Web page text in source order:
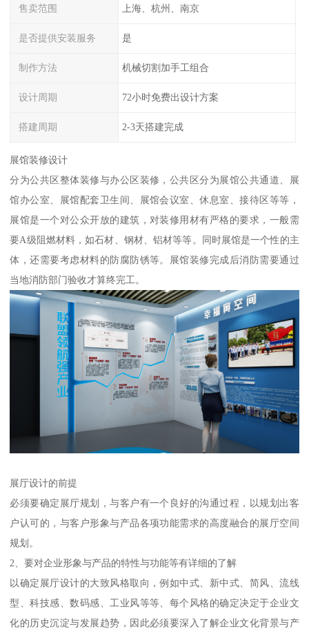
售卖范围 上海、杭州、南京
是否提供安装服务 是
制作方法 机械切割加手工组合
设计周期 72小时免费出设计方案
搭建周期 2-3天搭建完成
展馆装修设计
分为公共区整体装修与办公区装修，公共区分为展馆公共通道、展
馆办公室、展馆配套卫生间、展馆会议室、休息室、接待区等等，
展馆是一个对公众开放的建筑，对装修用材有严格的要求，一般需
要A级阻燃材料，如石材、钢材、铝材等等。同时展馆是一个性的主
体，还需要考虑材料的防腐防锈等。展馆装修完成后消防需要通过
当地消防部门验收才算终完工。
展厅设计的前提
必须要确定展厅规划，与客户有一个良好的沟通过程，以规划出客
户认可的，与客户形象与产品各项功能需求的高度融合的展厅空间
规划。
2、要对企业形象与产品的特性与功能等有详细的了解
以确定展厅设计的大致风格取向，例如中式、新中式、简风、流线
型、科技感、数码感、工业风等等、每个风格的确定决定于企业文
化的历史沉淀与发展趋势，因此必须要深入了解企业文化背景与产